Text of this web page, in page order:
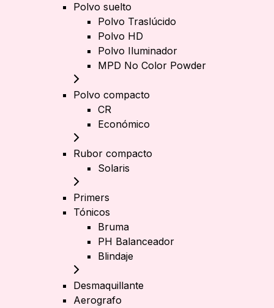
Polvo suelto
Polvo Traslúcido
Polvo HD
Polvo Iluminador
MPD No Color Powder
Polvo compacto
CR
Económico
Rubor compacto
Solaris
Primers
Tónicos
Bruma
PH Balanceador
Blindaje
Desmaquillante
Aerografo